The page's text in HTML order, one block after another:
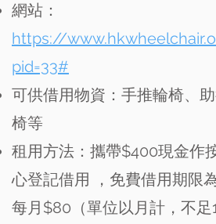
網站：
https://
pid=33#
可供借用物資：手推輪椅、
椅等
租用方法：攜帶$400現金作
心登記借用 ，免費借用期限
每月$80（單位以月計，不足